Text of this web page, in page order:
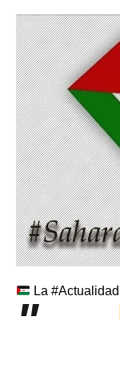
La